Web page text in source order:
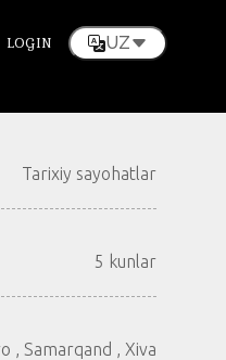
LOGIN UZ
Tarixiy sayohatlar
5 kunlar
, Samarqand , Xiva